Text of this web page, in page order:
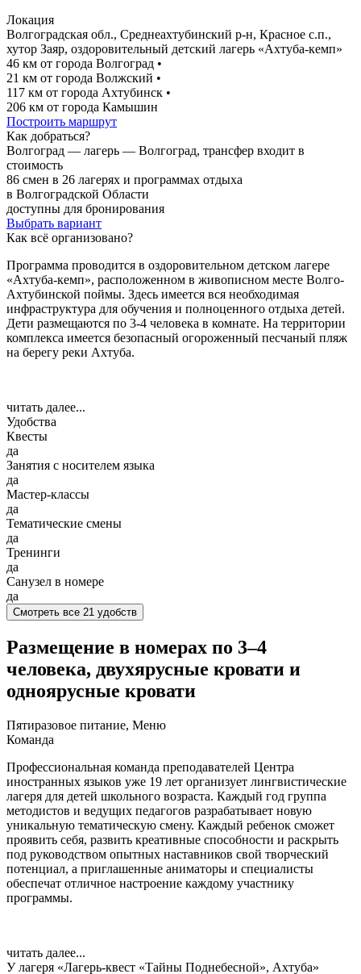
Локация
Волгоградская обл., Среднеахтубинский р-н, Красное с.п.,
хутор Заяр, оздоровительный детский лагерь «Ахтуба-кемп»
46 км от города Волгоград •
21 км от города Волжский •
117 км от города Ахтубинск •
206 км от города Камышин
Построить маршрут
Как добраться?
Волгоград — лагерь — Волгоград, трансфер входит в
стоимость
86 смен в 26 лагерях и программах отдыха
в Волгоградской Области
доступны для бронирования
Выбрать вариант
Как всё организовано?
Программа проводится в оздоровительном детском лагере
«Ахтуба-кемп», расположенном в живописном месте Волго-
Ахтубинской поймы. Здесь имеется вся необходимая
инфраструктура для обучения и полноценного отдыха детей.
Дети размещаются по 3-4 человека в комнате. На территории
комплекса имеется безопасный огороженный песчаный пляж
на берегу реки Ахтуба.
читать далее...
Удобства
Квесты
да
Занятия с носителем языка
да
Мастер-классы
да
Тематические смены
да
Тренинги
да
Санузел в номере
да
Смотреть все 21 удобств
Размещение в номерах по 3–4
человека, двухярусные кровати и
одноярусные кровати
Пятиразовое питание, Меню
Команда
Профессиональная команда преподавателей Центра
иностранных языков уже 19 лет организует лингвистические
лагеря для детей школьного возраста. Каждый год группа
методистов и ведущих педагогов разрабатывает новую
уникальную тематическую смену. Каждый ребенок сможет
проявить себя, развить креативные способности и раскрыть
под руководством опытных наставников свой творческий
потенциал, а приглашенные аниматоры и специалисты
обеспечат отличное настроение каждому участнику
программы.
читать далее...
У лагеря «Лагерь-квест «Тайны Поднебесной», Ахтуба»